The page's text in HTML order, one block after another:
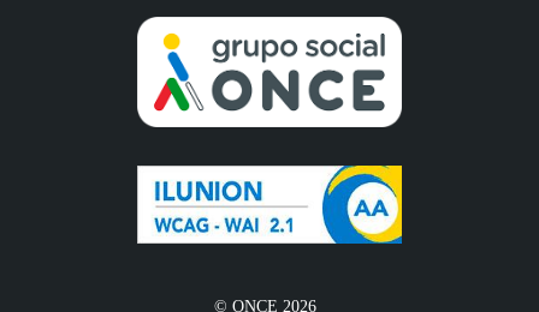
© ONCE 2026